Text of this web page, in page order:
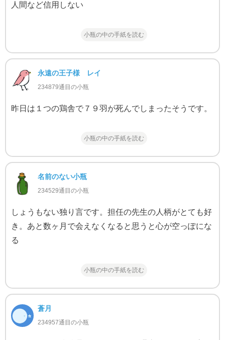
人間など信用しない
小瓶の中の手紙を読む
永遠の王子様 レイ
234879通目の小瓶
昨日は１つの鶏舎で７９羽が死んでしまったそうです。
小瓶の中の手紙を読む
名前のない小瓶
234529通目の小瓶
しょうもない独り言です。担任の先生の人柄がとても好
き。あと数ヶ月で会えなくなると思うと心が空っぽにな
る
小瓶の中の手紙を読む
蒼月
234957通目の小瓶